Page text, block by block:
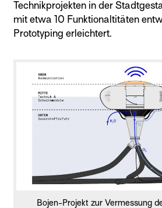
Technikprojekten in der
mit etwa 10 Funktionaltitäten
Prototyping erleichtert.
Bojen-Projekt zur Vermessung